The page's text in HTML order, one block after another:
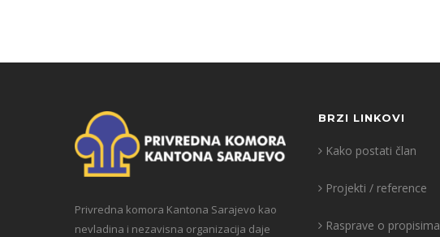
Privredna komora Kantona Sarajevo kao
nevladina i nezavisna organizacija daje
BRZI LINKOVI
Kako postati član
Projekti / reference
Rasprave o propisima